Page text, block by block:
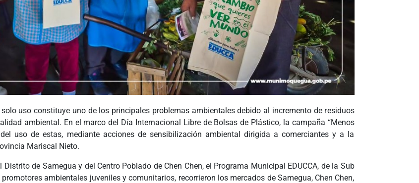
uso constituye uno de los principales problemas ambientales debido al incremento de residuos
ambiental. En el marco del Día Internacional Libre de Bolsas de Plástico, la campaña “Menos
uso de estas, mediante acciones de sensibilización ambiental dirigida a comerciantes y a la
Mariscal Nieto.
de Samegua y del Centro Poblado de Chen Chen, el Programa Municipal EDUCCA, de la Sub
ambientales juveniles y comunitarios, recorrieron los mercados de Samegua, Chen Chen,